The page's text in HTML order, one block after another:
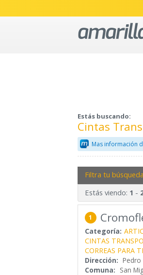
Estás buscando:
Cintas
Mas información
Filtra tu
Estás viendo: 1 -
1
Categoría:
CINTAS
CORREAS PARA
Dirección: Pedro
Comuna: San